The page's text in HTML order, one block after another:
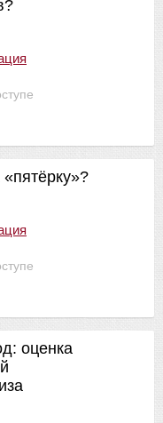
«пятёрку»?
оценка